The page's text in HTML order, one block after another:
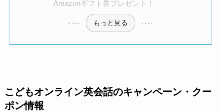
Amazonギフト券プレゼント！
もっと見る
こどもオンライン英会話のキャンペーン・クー
ポン情報